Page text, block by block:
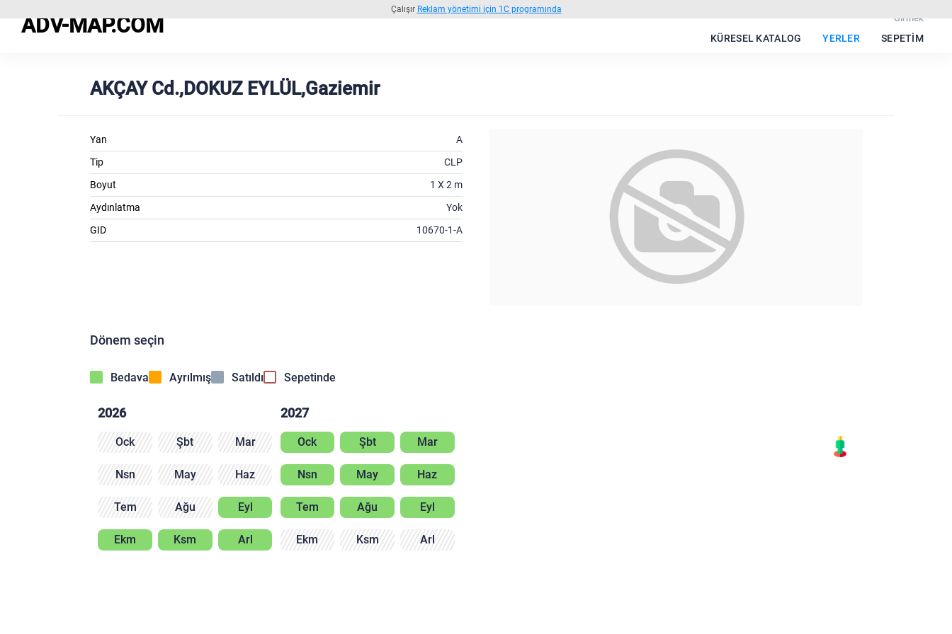
Çalışır Reklam yönetimi için 1C programında
ADV-MAP.COM Girmek
KÜRESEL KATALOG YERLER SEPETIM
AKÇAY Cd.,DOKUZ EYLÜL,Gaziemir
Yan
A
Tip
CLP
Boyut
1 X 2 m
Aydınlatma
Yok
GID
10670-1-A
Dönem seçin
Bedava Ayrılmış Satıldı Sepetinde
2026
Ock Şbt Mar
Nsn May Haz
Tem Ağu Eyl
Ekm Ksm Arl
2027
Ock Şbt Mar
Nsn May Haz
Tem Ağu Eyl
Ekm Ksm Arl